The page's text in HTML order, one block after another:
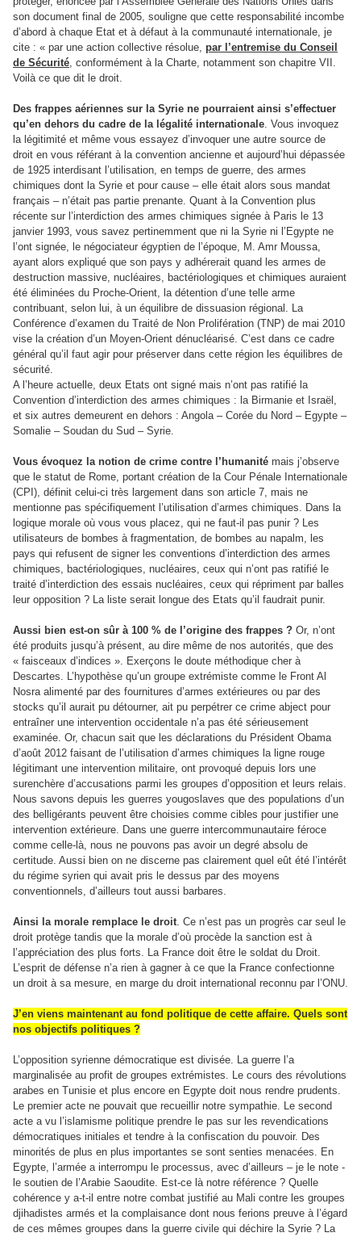
son document final de 2005, souligne que cette responsabilité incombe
d’abord à chaque Etat et à défaut à la communauté internationale, je
cite : « par une action collective résolue, par l’entremise du Conseil
de Sécurité, conformément à la Charte, notamment son chapitre VII.
Voilà ce que dit le droit.
Des frappes aériennes sur la Syrie ne pourraient ainsi s’effectuer
qu’en dehors du cadre de la légalité internationale. Vous invoquez
la légitimité et même vous essayez d’invoquer une autre source de
droit en vous référant à la convention ancienne et aujourd’hui dépassée
de 1925 interdisant l’utilisation, en temps de guerre, des armes
chimiques dont la Syrie et pour cause – elle était alors sous mandat
français – n’était pas partie prenante. Quant à la Convention plus
récente sur l’interdiction des armes chimiques signée à Paris le 13
janvier 1993, vous savez pertinemment que ni la Syrie ni l’Egypte ne
l’ont signée, le négociateur égyptien de l’époque, M. Amr Moussa,
ayant alors expliqué que son pays y adhérerait quand les armes de
destruction massive, nucléaires, bactériologiques et chimiques auraient
été éliminées du Proche-Orient, la détention d’une telle arme
contribuant, selon lui, à un équilibre de dissuasion régional. La
Conférence d’examen du Traité de Non Prolifération (TNP) de mai 2010
vise la création d’un Moyen-Orient dénucléarisé. C’est dans ce cadre
général qu’il faut agir pour préserver dans cette région les équilibres de
sécurité.
A l’heure actuelle, deux Etats ont signé mais n’ont pas ratifié la
Convention d’interdiction des armes chimiques : la Birmanie et Israël,
et six autres demeurent en dehors : Angola – Corée du Nord – Egypte –
Somalie – Soudan du Sud – Syrie.
Vous évoquez la notion de crime contre l’humanité mais j’observe
que le statut de Rome, portant création de la Cour Pénale Internationale
(CPI), définit celui-ci très largement dans son article 7, mais ne
mentionne pas spécifiquement l’utilisation d’armes chimiques. Dans la
logique morale où vous vous placez, qui ne faut-il pas punir ? Les
utilisateurs de bombes à fragmentation, de bombes au napalm, les
pays qui refusent de signer les conventions d’interdiction des armes
chimiques, bactériologiques, nucléaires, ceux qui n’ont pas ratifié le
traité d’interdiction des essais nucléaires, ceux qui répriment par balles
leur opposition ? La liste serait longue des Etats qu’il faudrait punir.
Aussi bien est-on sûr à 100 % de l’origine des frappes ? Or, n’ont
été produits jusqu’à présent, au dire même de nos autorités, que des
« faisceaux d’indices ». Exerçons le doute méthodique cher à
Descartes. L’hypothèse qu’un groupe extrémiste comme le Front Al
Nosra alimenté par des fournitures d’armes extérieures ou par des
stocks qu’il aurait pu détourner, ait pu perpétrer ce crime abject pour
entraîner une intervention occidentale n’a pas été sérieusement
examinée. Or, chacun sait que les déclarations du Président Obama
d’août 2012 faisant de l’utilisation d’armes chimiques la ligne rouge
légitimant une intervention militaire, ont provoqué depuis lors une
surenchère d’accusations parmi les groupes d’opposition et leurs relais.
Nous savons depuis les guerres yougoslaves que des populations d’un
des belligérants peuvent être choisies comme cibles pour justifier une
intervention extérieure. Dans une guerre intercommunautaire féroce
comme celle-là, nous ne pouvons pas avoir un degré absolu de
certitude. Aussi bien on ne discerne pas clairement quel eût été l’intérêt
du régime syrien qui avait pris le dessus par des moyens
conventionnels, d’ailleurs tout aussi barbares.
Ainsi la morale remplace le droit. Ce n’est pas un progrès car seul le
droit protège tandis que la morale d’où procède la sanction est à
l’appréciation des plus forts. La France doit être le soldat du Droit.
L’esprit de défense n’a rien à gagner à ce que la France confectionne
un droit à sa mesure, en marge du droit international reconnu par l’ONU.
J’en viens maintenant au fond politique de cette affaire. Quels sont
nos objectifs politiques ?
L’opposition syrienne démocratique est divisée. La guerre l’a
marginalisée au profit de groupes extrémistes. Le cours des révolutions
arabes en Tunisie et plus encore en Egypte doit nous rendre prudents.
Le premier acte ne pouvait que recueillir notre sympathie. Le second
acte a vu l’islamisme politique prendre le pas sur les revendications
démocratiques initiales et tendre à la confiscation du pouvoir. Des
minorités de plus en plus importantes se sont senties menacées. En
Egypte, l’armée a interrompu le processus, avec d’ailleurs – je le note -
le soutien de l’Arabie Saoudite. Est-ce là notre référence ? Quelle
cohérence y a-t-il entre notre combat justifié au Mali contre les groupes
djihadistes armés et la complaisance dont nous ferions preuve à l’égard
de ces mêmes groupes dans la guerre civile qui déchire la Syrie ? La